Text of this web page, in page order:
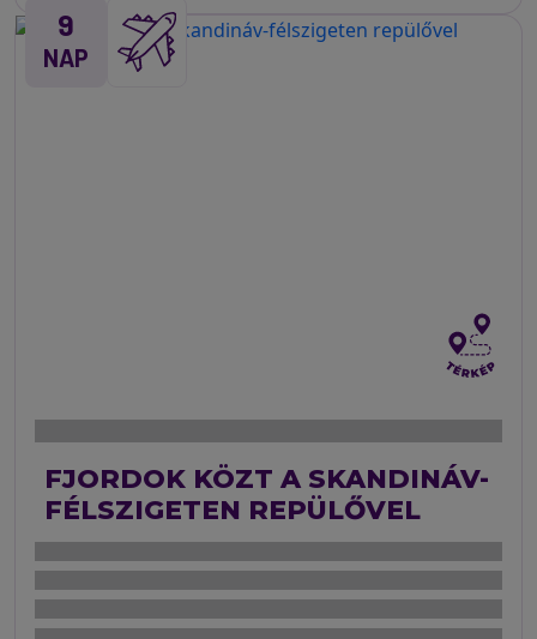
9
NAP
FJORDOK KÖZT A SKANDINÁV-
FÉLSZIGETEN REPÜLŐVEL